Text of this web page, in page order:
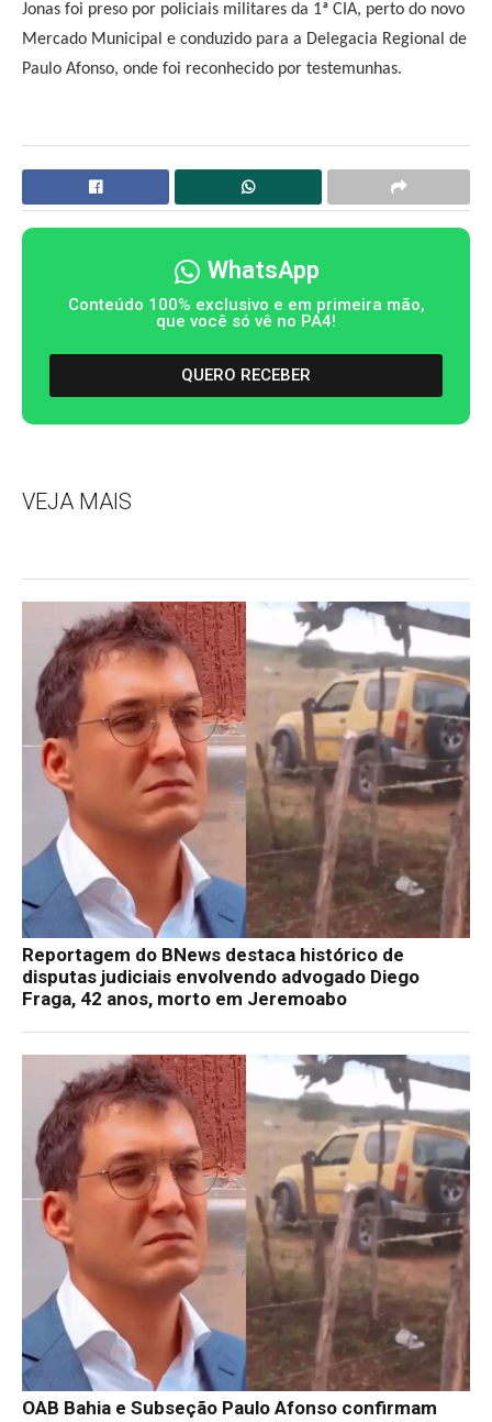
Jonas foi preso por policiais militares da 1ª CIA, perto do novo
Mercado Municipal e conduzido para a Delegacia Regional de
Paulo Afonso, onde foi reconhecido por testemunhas.
WhatsApp
Conteúdo 100% exclusivo e em primeira mão,
que você só vê no PA4!
QUERO RECEBER
VEJA MAIS
Reportagem do BNews destaca histórico de
disputas judiciais envolvendo advogado Diego
Fraga, 42 anos, morto em Jeremoabo
OAB Bahia e Subseção Paulo Afonso confirmam